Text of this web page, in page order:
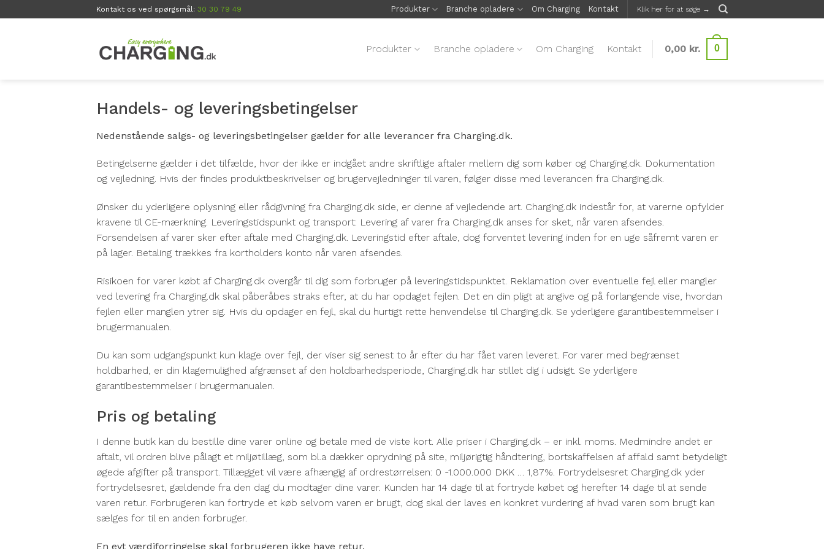
to
Kontakt os ved spørgsmål: 30 30 79 49 Produkter Branche opladere Om Charging Kontakt Klik her for at søge →
Produkter Branche opladere Om Charging Kontakt 0,00 kr. 0
Handels- og leveringsbetingelser
Nedenstående salgs- og leveringsbetingelser gælder for alle leverancer fra Charging.dk.
Betingelserne gælder i det tilfælde, hvor der ikke er indgået andre skriftlige aftaler mellem dig som køber og Charging.dk. Dokumentation
og vejledning. Hvis der findes produktbeskrivelser og brugervejledninger til varen, følger disse med leverancen fra Charging.dk.
Ønsker du yderligere oplysning eller rådgivning fra Charging.dk side, er denne af vejledende art. Charging.dk indestår for, at varerne opfylder
kravene til CE-mærkning. Leveringstidspunkt og transport: Levering af varer fra Charging.dk anses for sket, når varen afsendes.
Forsendelsen af varer sker efter aftale med Charging.dk. Leveringstid efter aftale, dog forventet levering inden for en uge såfremt varen er
på lager. Betaling trækkes fra kortholders konto når varen afsendes.
Risikoen for varer købt af Charging.dk overgår til dig som forbruger på leveringstidspunktet. Reklamation over eventuelle fejl eller mangler
ved levering fra Charging.dk skal påberåbes straks efter, at du har opdaget fejlen. Det en din pligt at angive og på forlangende vise, hvordan
fejlen eller manglen ytrer sig. Hvis du opdager en fejl, skal du hurtigt rette henvendelse til Charging.dk. Se yderligere garantibestemmelser i
brugermanualen.
Du kan som udgangspunkt kun klage over fejl, der viser sig senest to år efter du har fået varen leveret. For varer med begrænset
holdbarhed, er din klagemulighed afgrænset af den holdbarhedsperiode, Charging.dk har stillet dig i udsigt. Se yderligere
garantibestemmelser i brugermanualen.
Pris og betaling
I denne butik kan du bestille dine varer online og betale med de viste kort. Alle priser i Charging.dk – er inkl. moms. Medmindre andet er
aftalt, vil ordren blive pålagt et miljøtillæg, som bl.a dækker oprydning på site, miljørigtig håndtering, bortskaffelsen af affald samt betydeligt
øgede afgifter på transport. Tillægget vil være afhængig af ordrestørrelsen: 0 -1.000.000 DKK … 1,87%. Fortrydelsesret Charging.dk yder
fortrydelsesret, gældende fra den dag du modtager dine varer. Kunden har 14 dage til at fortryde købet og herefter 14 dage til at sende
varen retur. Forbrugeren kan fortryde et køb selvom varen er brugt, dog skal der laves en konkret vurdering af hvad varen som brugt kan
sælges for til en anden forbruger.
En evt værdiforringelse skal forbrugeren ikke have retur.